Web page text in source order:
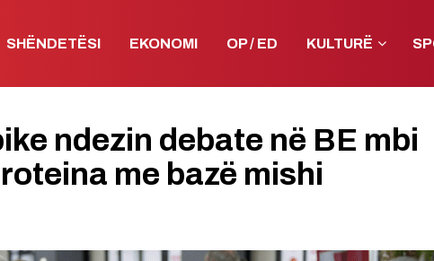
SHËNDETËSI EKONOMI OP / ED KULTURË
ndezin debate në BE mbi
me bazë mishi